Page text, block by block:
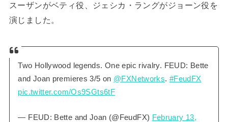
スーザンがベティ役、ジェシカ・ラングがジョーン役を
演じました。
Two Hollywood legends. One epic rivalry. FEUD: Bette
and Joan premieres 3/5 on @FXNetworks. #FeudFX
pic.twitter.com/Os9SGts6tF
— FEUD: Bette and Joan (@FeudFX) February 13,